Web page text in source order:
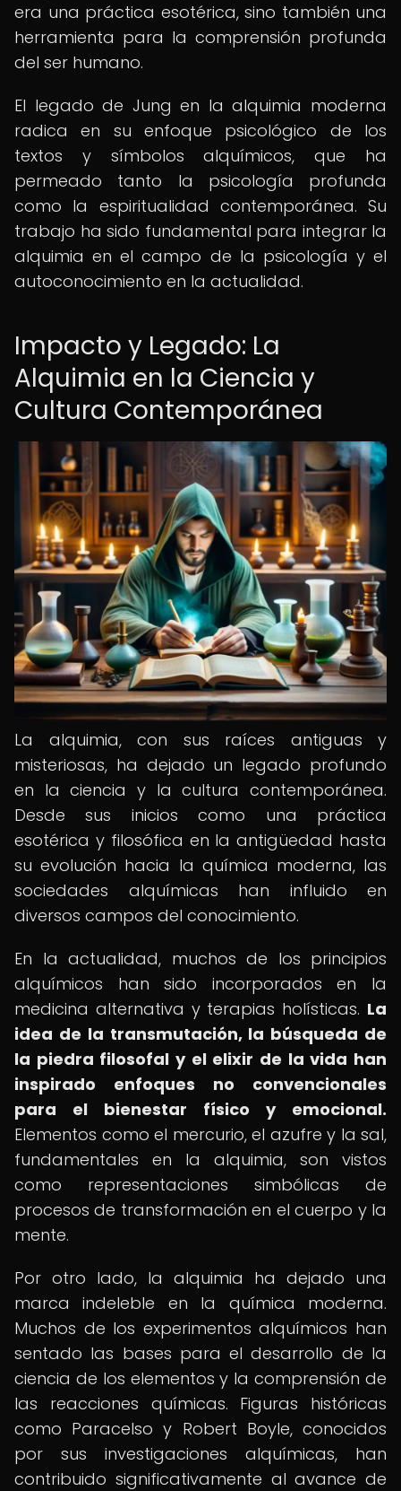
era una práctica esotérica, sino también una
herramienta para la comprensión profunda
del ser humano.
El legado de Jung en la alquimia moderna
radica en su enfoque psicológico de los
textos y símbolos alquímicos, que ha
permeado tanto la psicología profunda
como la espiritualidad contemporánea. Su
trabajo ha sido fundamental para integrar la
alquimia en el campo de la psicología y el
autoconocimiento en la actualidad.
Impacto y Legado: La
Alquimia en la Ciencia y
Cultura Contemporánea
La alquimia, con sus raíces antiguas y
misteriosas, ha dejado un legado profundo
en la ciencia y la cultura contemporánea.
Desde sus inicios como una práctica
esotérica y filosófica en la antigüedad hasta
su evolución hacia la química moderna, las
sociedades alquímicas han influido en
diversos campos del conocimiento.
En la actualidad, muchos de los principios
alquímicos han sido incorporados en la
medicina alternativa y terapias holísticas. La
idea de la transmutación, la búsqueda de
la piedra filosofal y el elixir de la vida han
inspirado enfoques no convencionales
para el bienestar físico y emocional.
Elementos como el mercurio, el azufre y la sal,
fundamentales en la alquimia, son vistos
como representaciones simbólicas de
procesos de transformación en el cuerpo y la
mente.
Por otro lado, la alquimia ha dejado una
marca indeleble en la química moderna.
Muchos de los experimentos alquímicos han
sentado las bases para el desarrollo de la
ciencia de los elementos y la comprensión de
las reacciones químicas. Figuras históricas
como Paracelso y Robert Boyle, conocidos
por sus investigaciones alquímicas, han
contribuido significativamente al avance de